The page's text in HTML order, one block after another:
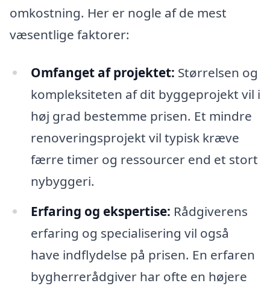
omkostning. Her er nogle af de mest
væsentlige faktorer:
Omfanget af projektet: Størrelsen og
kompleksiteten af dit byggeprojekt vil i
høj grad bestemme prisen. Et mindre
renoveringsprojekt vil typisk kræve
færre timer og ressourcer end et stort
nybyggeri.
Erfaring og ekspertise: Rådgiverens
erfaring og specialisering vil også
have indflydelse på prisen. En erfaren
bygherrerådgiver har ofte en højere